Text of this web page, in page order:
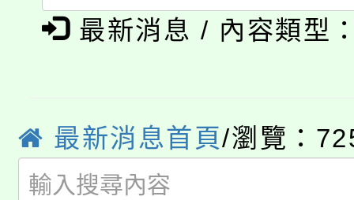
程
「本色祭」8/29、30在
局官網。
8月14至27日，桃園電
開!
115年桃園市運動會8/
最新消息 / 內容類型
最新消息首頁/瀏覽：